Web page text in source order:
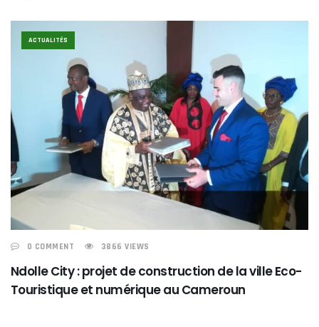
ACTUALITÉS
0 COMMENT 3866 VIEWS
Ndolle City : projet de construction de la ville Eco-
Touristique et numérique au Cameroun